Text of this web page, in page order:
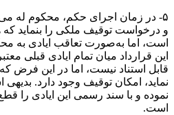
۵- در زمان اجرای حکم، محکوم له
و درخواست توقیف ملکی را بنماید
است، اما به‌صورت تعاقب ایادی به
این قرارداد میان تمام ایادی قبلی
قابل استناد نیست، اما در این فرض که
نماید، امکان توقیف وجود دارد.
نموده و با سند رسمی این ایادی را
است.